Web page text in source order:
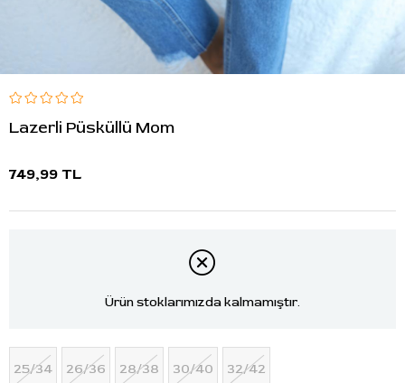
Lazerli Püsküllü Mom
749,99 TL
Ürün stoklarımızda kalmamıştır.
25/34 26/36 28/38 30/40 32/42